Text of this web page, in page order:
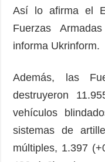
Así lo afirma el
Fuerzas
informa Ukrinform.
Además, las
destruyeron
vehículos
sistemas de
múltiples, 1.397